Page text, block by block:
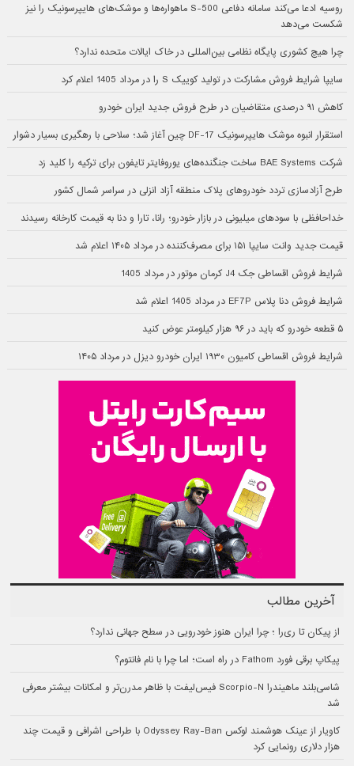
روسیه ادعا می‌کند سامانه دفاعی S-500 ماهواره‌ها و موشک‌های هایپرسونیک را نیز
شکست می‌دهد
چرا هیچ کشوری پایگاه نظامی بین‌المللی در خاک ایالات متحده ندارد؟
سایپا شرایط فروش مشارکت در تولید کوییک S را در مرداد 1405 اعلام کرد
کاهش ۹۱ درصدی متقاضیان در طرح فروش جدید ایران خودرو
استقرار انبوه موشک هایپرسونیک DF-17 چین آغاز شد؛ سلاحی با رهگیری بسیار دشوار
شرکت BAE Systems ساخت جنگنده‌های یوروفایتر تایفون برای ترکیه را کلید زد
طرح آزادسازی تردد خودروهای پلاک منطقه آزاد انزلی در سراسر شمال کشور
خداحافظی با سودهای میلیونی در بازار خودرو؛ رانا، تارا و دنا به قیمت کارخانه رسیدند
قیمت جدید وانت سایپا ۱۵۱ برای مصرف‌کننده در مرداد ۱۴۰۵ اعلام شد
شرایط فروش اقساطی جک J4 کرمان موتور در مرداد 1405
شرایط فروش دنا پلاس EF7P در مرداد 1405 اعلام شد
۵ قطعه خودرو که باید در ۹۶ هزار کیلومتر عوض کنید
شرایط فروش اقساطی کامیون ۱۹۳۰ ایران خودرو دیزل در مرداد ۱۴۰۵
آخرین مطالب
از پیکان تا ری‌را ؛ چرا ایران هنوز خودرویی در سطح جهانی ندارد؟
پیکاپ برقی فورد Fathom در راه است؛ اما چرا با نام فانتوم؟
شاسی‌بلند ماهیندرا Scorpio-N فیس‌لیفت با ظاهر مدرن‌تر و امکانات بیشتر معرفی
شد
کاویار از عینک هوشمند لوکس Odyssey Ray-Ban با طراحی اشرافی و قیمت چند
هزار دلاری رونمایی کرد